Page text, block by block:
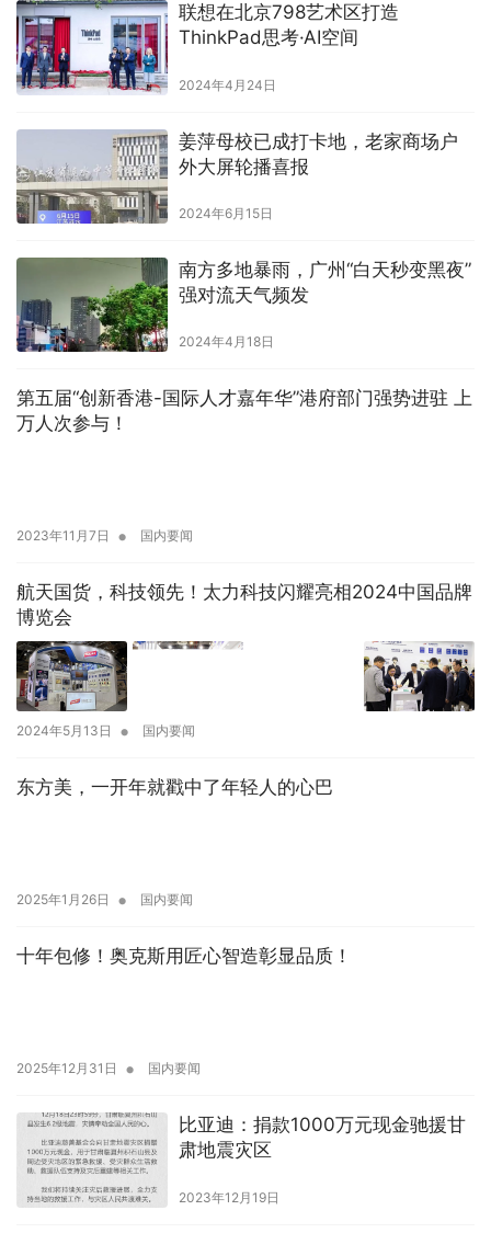
联想在北京798艺术区打造
ThinkPad思考·AI空间
2024年4月24日
姜萍母校已成打卡地，老家商场户
外大屏轮播喜报
2024年6月15日
南方多地暴雨，广州“白天秒变黑夜”
强对流天气频发
2024年4月18日
第五届“创新香港-国际人才嘉年华”港府部门强势进驻 上
万人次参与！
2023年11月7日 • 国内要闻
航天国货，科技领先！太力科技闪耀亮相2024中国品牌
博览会
2024年5月13日 • 国内要闻
东方美，一开年就戳中了年轻人的心巴
2025年1月26日 • 国内要闻
十年包修！奥克斯用匠心智造彰显品质！
2025年12月31日 • 国内要闻
比亚迪：捐款1000万元现金驰援甘
肃地震灾区
2023年12月19日